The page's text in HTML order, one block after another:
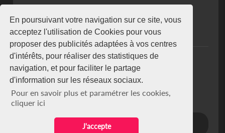
En poursuivant votre navigation sur ce site, vous
acceptez l'utilisation de Cookies pour vous
proposer des publicités adaptées à vos centres
d'intérêts, pour réaliser des statistiques de
navigation, et pour faciliter le partage
d'information sur les réseaux sociaux.
Pour en savoir plus et paramétrer les cookies,
cliquer ici
J'accepte
koaci@yahoo.fr
+225 07 08 85 52 93
NEWSLETTER
Restez connecté via notre newsletter
S'abonner
Se désabonner